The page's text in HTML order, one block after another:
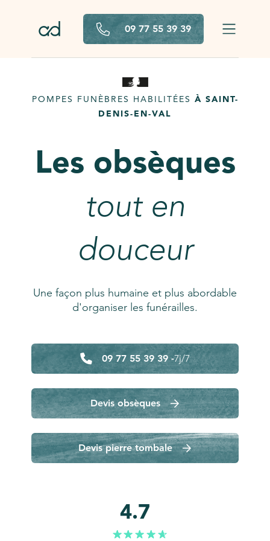
09 77 55 39 39
POMPES FUNÈBRES HABILITÉES À SAINT-
DENIS-EN-VAL
Les obsèques
tout en
douceur
Une façon plus humaine et plus abordable
d'organiser les funérailles.
09 77 55 39 39 -7j/7
Devis obsèques
Devis pierre tombale
4.7